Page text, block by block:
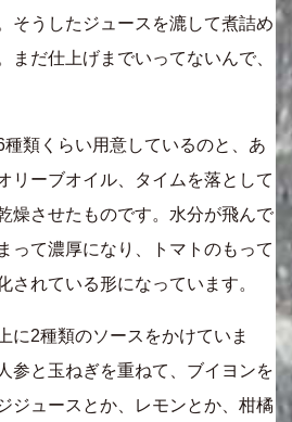
そうしたジュースを漉して煮詰め
まだ仕上げまでいってないんで、
類くらい用意しているのと、あ
リーブオイル、タイムを落として
燥させたものです。水分が飛んで
って濃厚になり、トマトのもって
されている形になっています。
に2種類のソースをかけていま
参と玉ねぎを重ねて、ブイヨンを
ジュースとか、レモンとか、柑橘